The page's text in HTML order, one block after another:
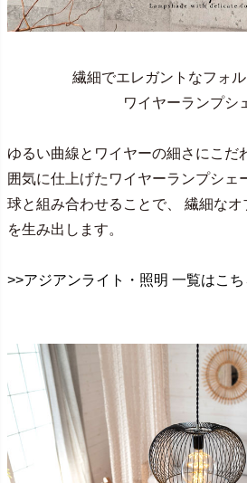
繊細でエレガントなフォル
ワイヤーランプシ
ゆるい曲線とワイヤーの細さにこだ
囲気に仕上げたワイヤーランプシェ
球と組み合わせることで、 繊細な
を生み出します。
>>アジアンライト・照明 一覧はこち